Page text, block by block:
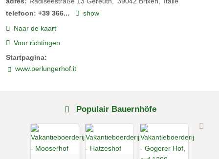
telefoon: +39 366...
show
Naar de kaart
Voor richtingen
Startpagina:
www.perlungerhof.it
Populair Bauernhöfe